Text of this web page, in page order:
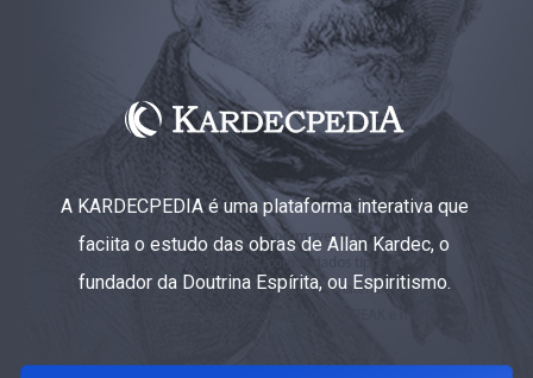
A KARDECPEDIA é uma plataforma interativa que
faciita o estudo das obras de Allan Kardec, o
fundador da Doutrina Espírita, ou Espiritismo.